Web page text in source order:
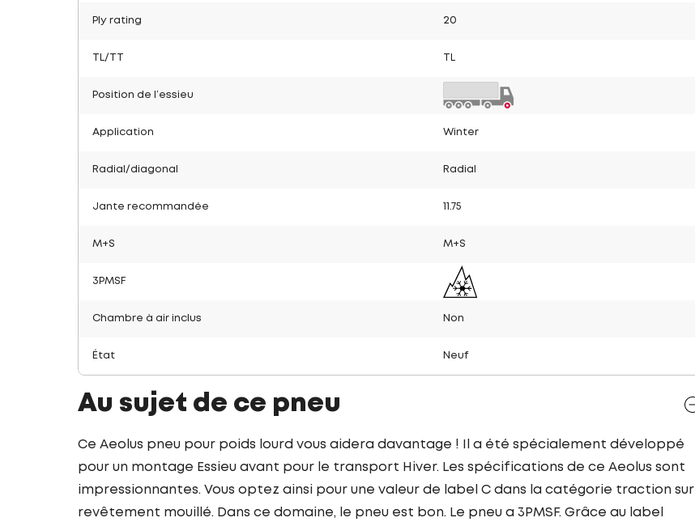
Ply rating 20
TL/TT
Position de l’essieu
Application Winter
Radial/diagonal Radial
Jante recommandée 11.75
M+S M+S
3PMSF
Chambre à air inclus Non
État Neuf
Au sujet de ce pneu
Ce Aeolus pneu pour poids lourd vous aidera davantage ! Il a été spécialement développé
pour un montage Essieu avant pour le transport Hiver. Les spécifications de ce Aeolus sont
impressionnantes. Vous optez ainsi pour une valeur de label C dans la catégorie traction sur
revêtement mouillé. Dans ce domaine, le pneu est bon. Le pneu a 3PMSF. Grâce au label